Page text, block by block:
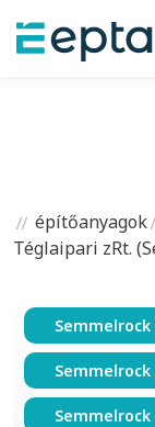
építőanyagok
Téglaipari zRt.
Semmelrock